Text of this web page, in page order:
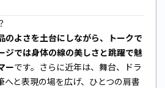
のよさを土台にしながら、トークで
ジでは身体の線の美しさと跳躍で魅
ーです。さらに近年は、舞台、ドラ
へと表現の場を広げ、ひとつの肩書